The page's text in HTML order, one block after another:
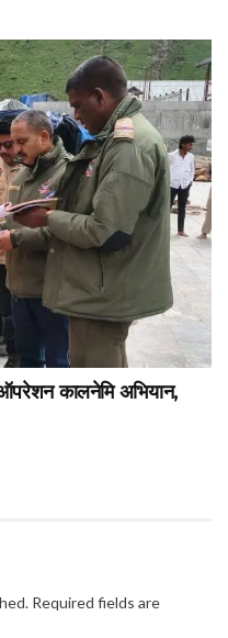
कालनेमि अभियान,
Required fields are